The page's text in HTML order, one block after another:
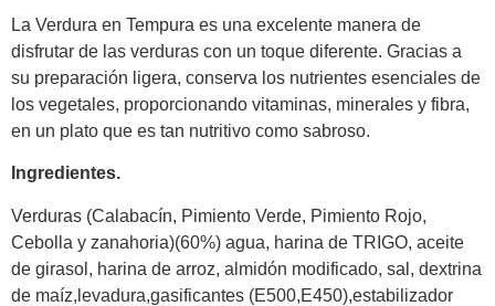
La Verdura en Tempura es una excelente manera de
disfrutar de las verduras con un toque diferente. Gracias a
su preparación ligera, conserva los nutrientes esenciales de
los vegetales, proporcionando vitaminas, minerales y fibra,
en un plato que es tan nutritivo como sabroso.
Ingredientes.
Verduras (Calabacín, Pimiento Verde, Pimiento Rojo,
Cebolla y zanahoria)(60%) agua, harina de TRIGO, aceite
de girasol, harina de arroz, almidón modificado, sal, dextrina
de maíz,levadura,gasificantes (E500,E450),estabilizador